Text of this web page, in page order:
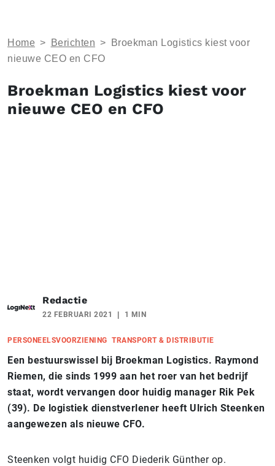
Home > Berichten >
Broekman Logistics kiest voor
nieuwe CEO en CFO
Broekman Logistics kiest voor
nieuwe CEO en CFO
Redactie
22 FEBRUARI 2021 1 MIN
PERSONEELSVOORZIENING TRANSPORT & DISTRIBUTIE
Een bestuurswissel bij Broekman Logistics. Raymond
Riemen, die sinds 1999 aan het roer van het bedrijf
staat, wordt vervangen door huidig manager Rik Pek
(39). De logistiek dienstverlener heeft Ulrich Steenken
aangewezen als nieuwe CFO.
Steenken volgt huidig CFO Diederik Güntherop.